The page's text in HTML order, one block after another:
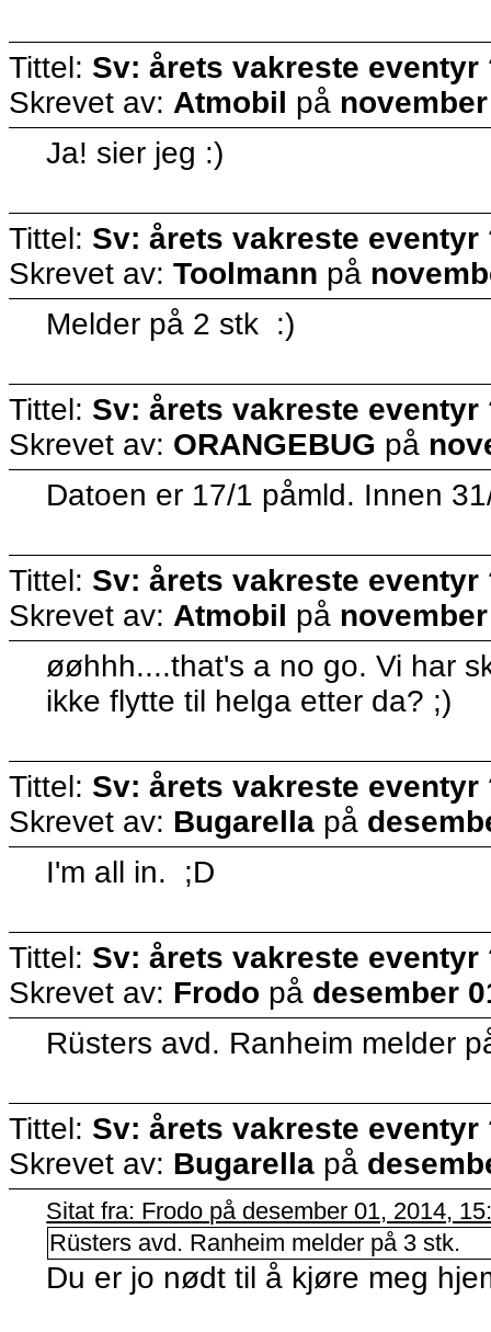
Tittel: Sv: årets vakreste eventyr
Skrevet av: Atmobil på
Ja! sier jeg :)
Tittel: Sv: årets vakreste eventyr
Skrevet av: Toolmann på
Melder på 2 stk :)
Tittel: Sv: årets vakreste eventyr
Skrevet av: ORANGEBUG på
Datoen er 17/1 påmld. Innen
Tittel: Sv: årets vakreste eventyr
Skrevet av: Atmobil på
øøhhh....that's a no go. Vi har
ikke flytte til helga etter da? ;)
Tittel: Sv: årets vakreste eventyr
Skrevet av: Bugarella på
I'm all in. ;D
Tittel: Sv: årets vakreste eventyr
Skrevet av: Frodo på desember
Rüsters avd. Ranheim melder
Tittel: Sv: årets vakreste eventyr
Skrevet av: Bugarella på
Sitat fra: Frodo på desember 01, 2014,
Rüsters avd. Ranheim melder på 3 stk.
Du er jo nødt til å kjøre meg